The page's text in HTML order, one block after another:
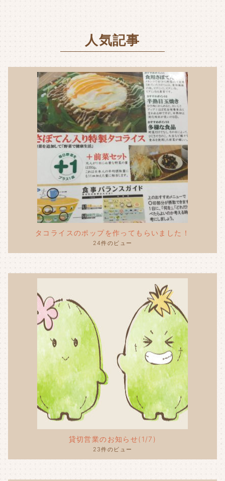
人気記事
タコライスのポップを作ってもらいました！
24件のビュー
貸切営業のお知らせ(1/7)
23件のビュー